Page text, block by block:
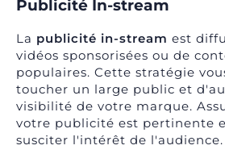
Publicité In-stream
La publicité in-stream est
vidéos sponsorisées ou de
populaires. Cette stratégie
toucher un large public et
visibilité de votre marque.
votre publicité est pertinente
susciter l'intérêt de l'audience.